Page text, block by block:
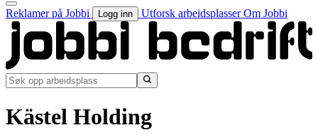
Reklamer på Jobbi Logg inn Utforsk arbeidsplasserOm Jobbi
Kästel Holding